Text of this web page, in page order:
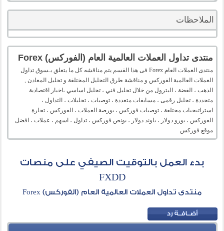
الملاحظات
منتدى تداول العملات العالمية العام (الفوركس) Forex
منتدى العملات العام Forex فى هذا القسم يتم مناقشه كل ما يتعلق بـسوق تداول
العملات العالمية الفوركس و مناقشة طرق التحليل المختلفة و تحليل المعادن ,
الذهب ، الفضة ، البترول من خلال تحليل فني ، تحليل اساسي ،اخبار اقتصادية
متجددة ، تحليل رقمى ، مسابقات متعددة ، توصيات ، تحليلات ، التداول ،
استراتيجيات مختلفة ، توصيات فوركس ، بورصة العملات ، الفوركس ، تجارة
الفوركس ، يورو دولار ، باوند دولار ، بونص فوركس ، تداول ، اسهم ، عملات ، افضل
موقع فوركس
بدء العمل بالتوقيت الصيفي على منصات
FXDD
منتدى تداول العملات العالمية العام (الفوركس) Forex